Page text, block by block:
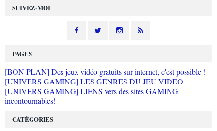
SUIVEZ-MOI
PAGES
[BON PLAN] Des jeux vidéo gratuits sur internet, c'est possible !
[UNIVERS GAMING] LES GENRES DU JEU VIDEO
[UNIVERS GAMING] LIENS vers des sites GAMING
incontournables!
CATÉGORIES